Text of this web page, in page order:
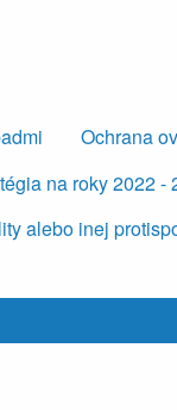
Ochrana
na roky 2022 -
alebo inej